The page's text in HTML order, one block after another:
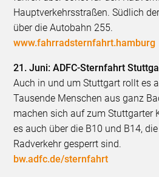
Hauptverkehrsstraßen. Südlich
über die Autobahn 255.
www.fahrradsternfahrt.hamburg
21. Juni: ADFC-Sternfahrt
Auch in und um Stuttgart rollt es
Tausende Menschen aus ganz
machen sich auf zum Stuttgarter
es auch über die B10 und B14,
Radverkehr gesperrt sind.
bw.adfc.de/sternfahrt